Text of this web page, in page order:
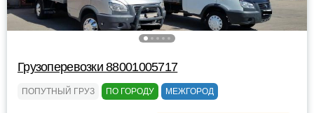
Грузоперевозки 88001005717
ПОПУТНЫЙ ГРУЗ ПО ГОРОДУ МЕЖГОРОД